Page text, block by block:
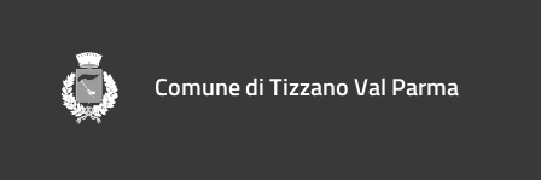
Comune di Tizzano Val Parma